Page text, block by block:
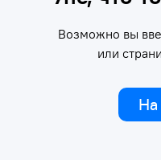
Возможно вы
или
На